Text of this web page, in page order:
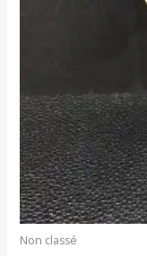
Non classé